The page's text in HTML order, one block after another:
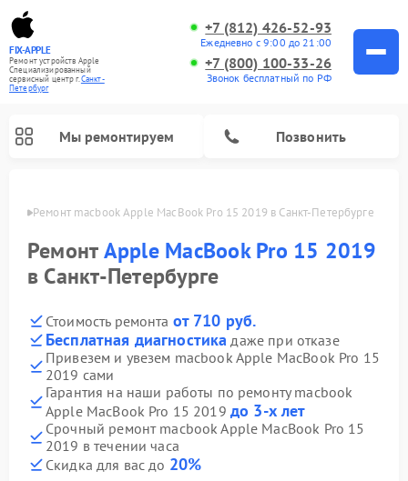
FIX-APPLE
Ремонт устройств Apple
Специализированный
cервисный центр г.Санкт-
Петербург
+7 (812) 426-52-93
Ежедневно с 9:00 до 21:00
+7 (800) 100-33-26
Звонок бесплатный по РФ
Мы ремонтируем Позвонить
Ремонт macbook Apple MacBook Pro 15 2019 в Санкт-Петербурге
РемонтApple MacBook Pro 15 2019
в Санкт-Петербурге
Стоимость ремонта от 710 руб.
Бесплатная диагностика даже при отказе
Привезем и увезем macbook Apple MacBook Pro 15
2019 сами
Гарантия на наши работы по ремонту macbook
Apple MacBook Pro 15 2019 до 3-х лет
Срочный ремонт macbook Apple MacBook Pro 15
2019 в течении часа
Скидка для вас до 20%